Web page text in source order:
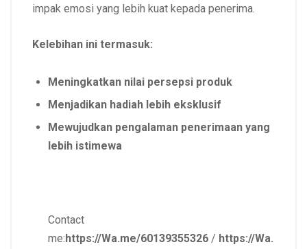
impak emosi yang lebih kuat kepada penerima.
Kelebihan ini termasuk:
Meningkatkan nilai persepsi produk
Menjadikan hadiah lebih eksklusif
Mewujudkan pengalaman penerimaan yang
lebih istimewa
Contact
me:https://Wa.me/60139355326 / https://Wa.